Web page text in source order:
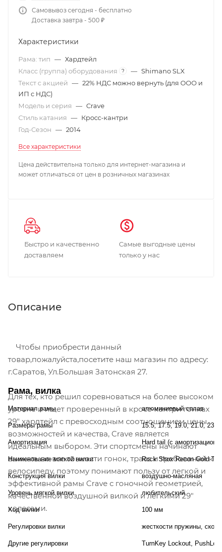
Самовывоз сегодня - бесплатно
Доставка завтра - 500 ₽
Характеристики
Рама: тип — Хардтейл
Класс (группа) оборудования
? — Shimano SLX
Текст с акцией — 22% НДС можно вернуть (для ООО и
ИП с НДС)
Модель и серия — Crave
Стиль катания — Кросс-кантри
Год-Сезон — 2014
Все характеристики
Цена действительна только для интернет-магазина и
может отличаться от цен в розничных магазинах
Быстро и качественно
доставляем
Самые выгодные цены
только у нас
Описание
Чтобы приобрести данный
товар,пожалуйста,посетите наш магазин по адресу:
г.Саратов, Ул.Большая Затонская 27.
Для тех, кто решил соревноваться на более высоком
уровне и ищет проверенный в кросс-кантри гонках
29" хардтейл с превосходным соотношением цены,
возможностей и качества, Crave является
идеальным выбором. Эти спортсмены начинают
вникать во все тонкости гонок, трасс и требований к
велосипеду, поэтому понимают пользу от легкой и
эффективной рамы Crave с гоночной геометрией,
качественной воздушной вилкой и легкими 29"
колесами.
Рама, вилка
Материал рамы алюминиевый сплав
Размеры рамы 15.5, 17.5, 19.0, 21.0,
Амортизация Hard tail (с
Наименование мягкой вилки Rock Shox Recon Gold TK
Конструкция вилки воздушно-масляная
Уровень мягкой вилки любительский
Ход вилки 100 мм
Регулировки вилки жесткости пружины,
Другие регулировки TurnKey Lockout, PushLoc